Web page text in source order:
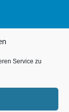
Service zu